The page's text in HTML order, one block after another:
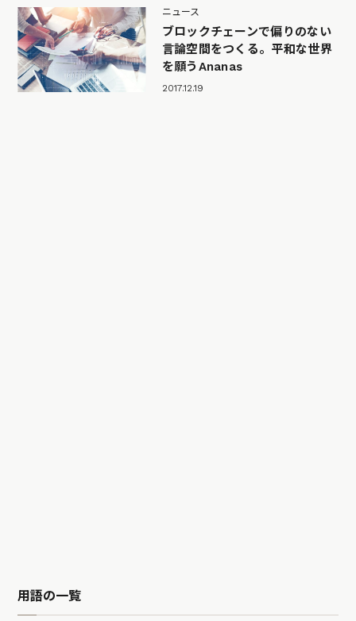
ニュース
ブロックチェーンで偏りのない
言論空間をつくる。平和な世界
を願うAnanas
2017.12.19
用語の一覧